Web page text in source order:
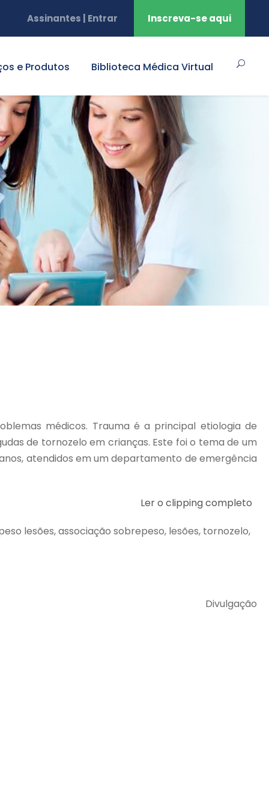
Assinantes | Entrar Inscreva-se aqui
e Produtos Biblioteca Médica Virtual
médicos. Trauma é a principal etiologia de
de tornozelo em crianças. Este foi o tema de um
atendidos em um departamento de emergência
Ler o clipping completo
lesões, associação sobrepeso, lesões, tornozelo,
Divulgação